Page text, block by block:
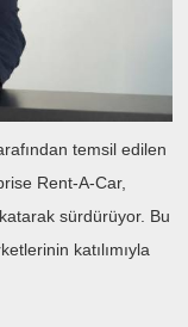
temsil edilen
Rent-A-Car,
sürdürüyor. Bu
katılımıyla